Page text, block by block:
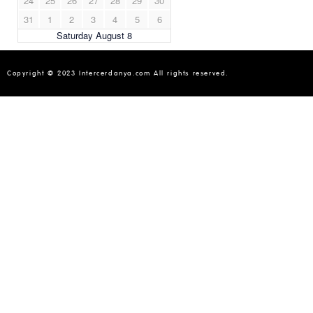
Copyright © 2023 Intercerdanya.com All rights reserved.